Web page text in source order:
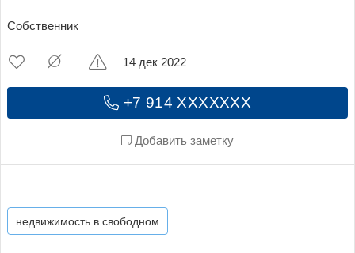
Собственник
+7 914 XXXXXXX
Добавить заметку
14 дек 2022
недвижимость в свободном